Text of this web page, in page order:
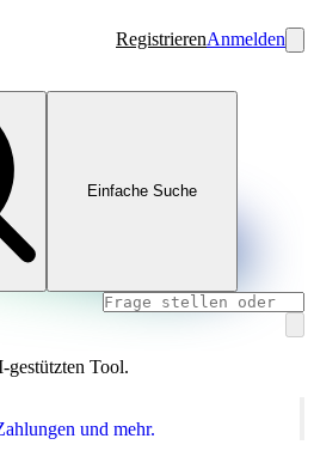
RegistrierenAnmelden
Einfache Suche
Tool.
und mehr.